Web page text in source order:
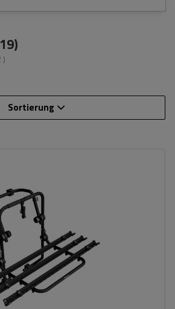
)
Sortierung
kompatibel mit allen Karosseriearten